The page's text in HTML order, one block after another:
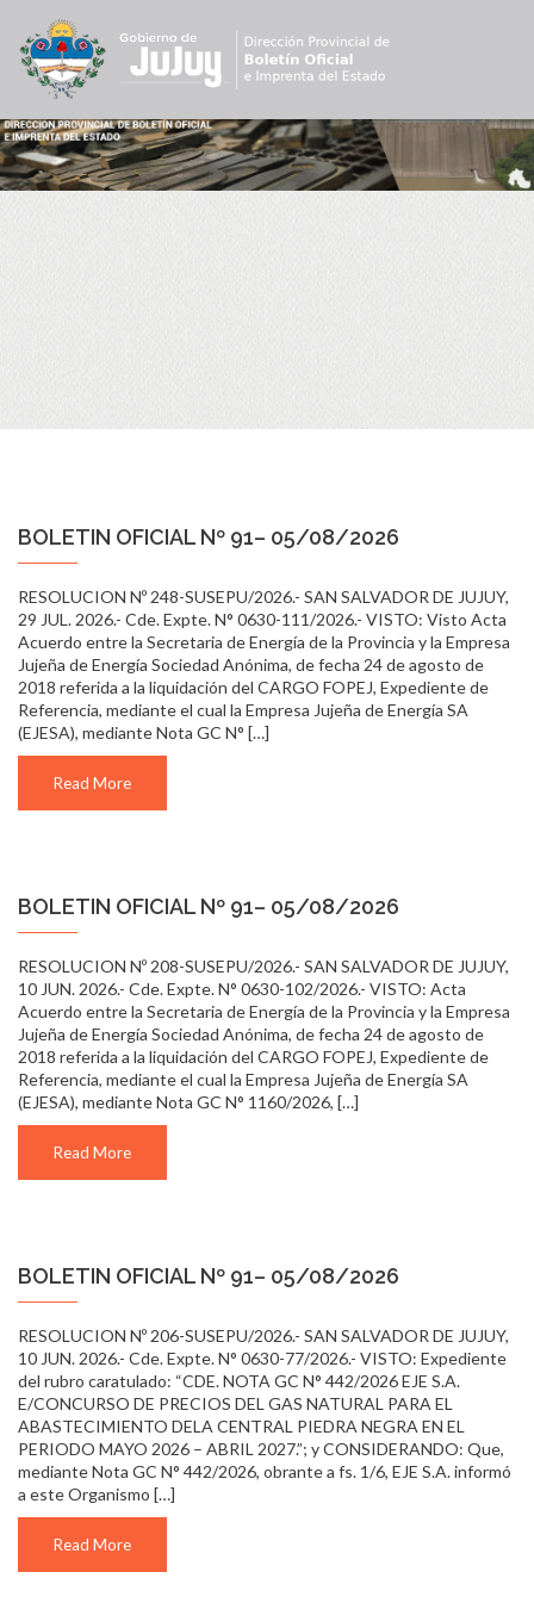
BOLETIN OFICIAL Nº 91– 05/08/2026
RESOLUCION Nº 248-SUSEPU/2026.- SAN SALVADOR DE JUJUY,
29 JUL. 2026.- Cde. Expte. N° 0630-111/2026.- VISTO: Visto Acta
Acuerdo entre la Secretaria de Energía de la Provincia y la Empresa
Jujeña de Energía Sociedad Anónima, de fecha 24 de agosto de
2018 referida a la liquidación del CARGO FOPEJ, Expediente de
Referencia, mediante el cual la Empresa Jujeña de Energía SA
(EJESA), mediante Nota GC N° […]
Read More
BOLETIN OFICIAL Nº 91– 05/08/2026
RESOLUCION Nº 208-SUSEPU/2026.- SAN SALVADOR DE JUJUY,
10 JUN. 2026.- Cde. Expte. N° 0630-102/2026.- VISTO: Acta
Acuerdo entre la Secretaria de Energía de la Provincia y la Empresa
Jujeña de Energía Sociedad Anónima, de fecha 24 de agosto de
2018 referida a la liquidación del CARGO FOPEJ, Expediente de
Referencia, mediante el cual la Empresa Jujeña de Energía SA
(EJESA), mediante Nota GC N° 1160/2026, […]
Read More
BOLETIN OFICIAL Nº 91– 05/08/2026
RESOLUCION Nº 206-SUSEPU/2026.- SAN SALVADOR DE JUJUY,
10 JUN. 2026.- Cde. Expte. N° 0630-77/2026.- VISTO: Expediente
del rubro caratulado: “CDE. NOTA GC N° 442/2026 EJE S.A.
E/CONCURSO DE PRECIOS DEL GAS NATURAL PARA EL
ABASTECIMIENTO DELA CENTRAL PIEDRA NEGRA EN EL
PERIODO MAYO 2026 – ABRIL 2027.”; y CONSIDERANDO: Que,
mediante Nota GC N° 442/2026, obrante a fs. 1/6, EJE S.A. informó
a este Organismo […]
Read More